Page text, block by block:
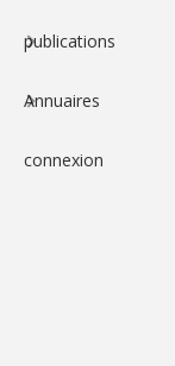
publications
Annuaires
connexion